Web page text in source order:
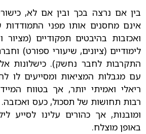
בין אם נרצה בכך ובין אם לא,
אינם מחסנים אותו מפני התמודדות
ואכזבות בהיבטים תפקודיים
לימודיים (ציונים, שיעורי ספורט)
התקרבות לחבר נחשק). כישלונות
עם מגבלות המציאות ומסייעים לו
ריאלי ואמיתי יותר, אך בטווח
רבות תחושות של תסכול, כעס
ומובנות, אך כהורים עלינו לסייע
באופן מוצלח.